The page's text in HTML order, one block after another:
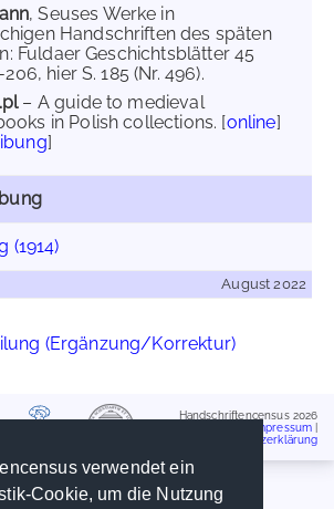
verwendet ein
Cookie, um die Nutzung
, Seuses Werke in
Handschriften des späten
Fuldaer Geschichtsblätter 45
206, hier S. 185 (Nr. 496).
– A guide to medieval
in Polish collections. [online]
]
(1914)
August 2022
(Ergänzung/Korrektur)
Handschriftencensus 2026
Impressum
Datenschutzerklärung